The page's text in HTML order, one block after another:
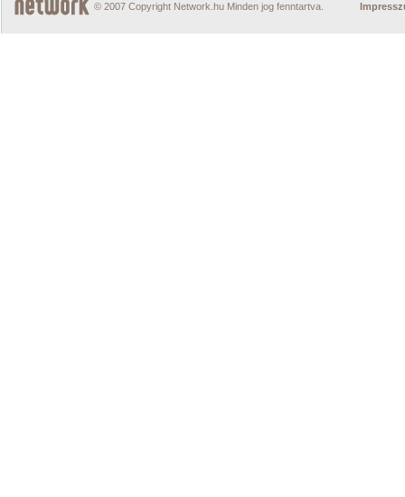
© 2007 Copyright Network.hu Minden jog fenntartva.